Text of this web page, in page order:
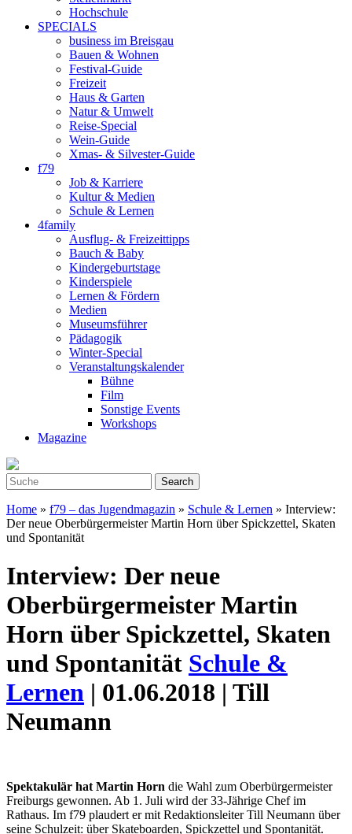
Hochschule
SPECIALS
business im Breisgau
Bauen & Wohnen
Festival-Guide
Freizeit
Haus & Garten
Natur & Umwelt
Reise-Special
Wein-Guide
Xmas- & Silvester-Guide
f79
Job & Karriere
Kultur & Medien
Schule & Lernen
4family
Ausflug- & Freizeittipps
Bauch & Baby
Kindergeburtstage
Kinderspiele
Lernen & Fördern
Medien
Museumsführer
Pädagogik
Winter-Special
Veranstaltungskalender
Bühne
Film
Sonstige Events
Workshops
Magazine
Home » f79 – das Jugendmagazin » Schule & Lernen » Interview:
Der neue Oberbürgermeister Martin Horn über Spickzettel, Skaten
und Spontanität
Interview: Der neue
Oberbürgermeister Martin
Horn über Spickzettel, Skaten
und Spontanität Schule &
Lernen | 01.06.2018 | Till
Neumann
Spektakulär hat Martin Horn die Wahl zum Oberbürgermeister
Freiburgs gewonnen. Ab 1. Juli wird der 33-Jährige Chef im
Rathaus. Im f79 plaudert er mit Redaktionsleiter Till Neumann über
seine Schulzeit: über Skateboarden, Spickzettel und Spontanität.